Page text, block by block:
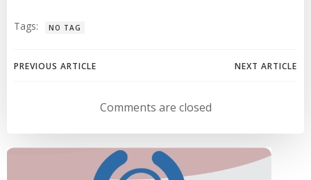
Tags: NO TAG
Navegación
entradas
PREVIOUS ARTICLE
Navegación
de
entradas
NEXT ARTICLE
Comments are closed